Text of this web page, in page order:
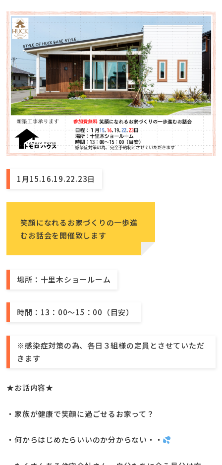
1月15.16.19.22.23日
笑顔になれるお家づくりの一歩進
むお話会を開催致します
場所：十里木ショールーム
時間：13：00～15：00（目安）
※感染症対策の為、各日３組様の定員とさせていただ
きます
★お話内容★
・家族が健康で笑顔に過ごせるお家って？
・何からはじめたらいいのか分からない・・